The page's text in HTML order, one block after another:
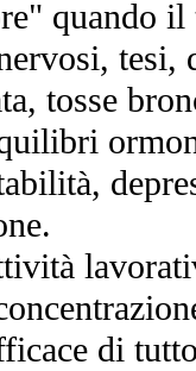
quando il
tesi,
tosse
di